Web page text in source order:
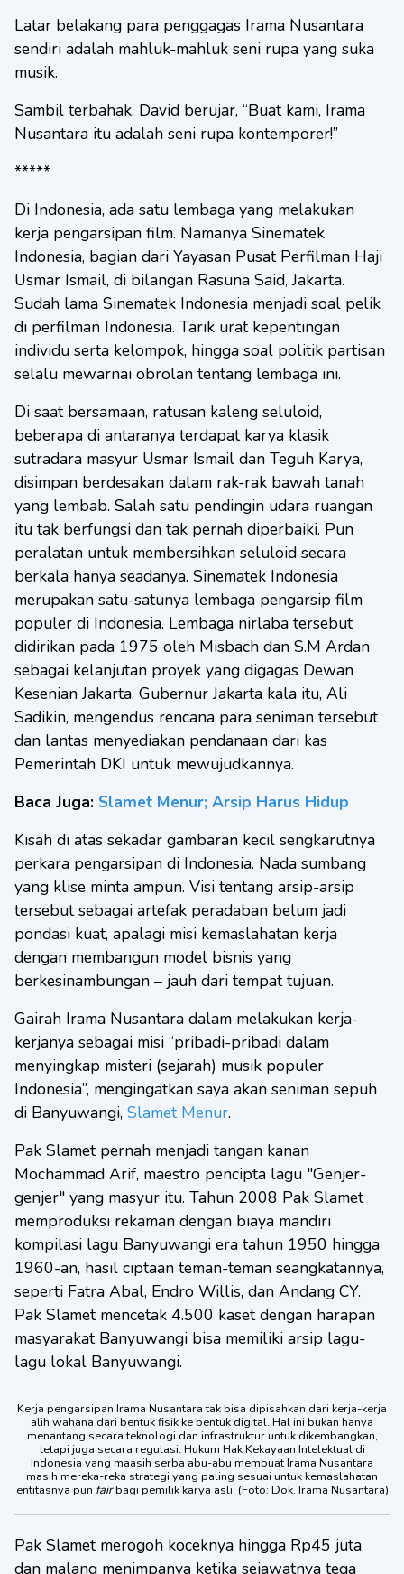
Latar belakang para penggagas Irama Nusantara
sendiri adalah mahluk-mahluk seni rupa yang suka
musik.
Sambil terbahak, David berujar, “Buat kami, Irama
Nusantara itu adalah seni rupa kontemporer!”
*****
Di Indonesia, ada satu lembaga yang melakukan
kerja pengarsipan film. Namanya Sinematek
Indonesia, bagian dari Yayasan Pusat Perfilman Haji
Usmar Ismail, di bilangan Rasuna Said, Jakarta.
Sudah lama Sinematek Indonesia menjadi soal pelik
di perfilman Indonesia. Tarik urat kepentingan
individu serta kelompok, hingga soal politik partisan
selalu mewarnai obrolan tentang lembaga ini.
Di saat bersamaan, ratusan kaleng seluloid,
beberapa di antaranya terdapat karya klasik
sutradara masyur Usmar Ismail dan Teguh Karya,
disimpan berdesakan dalam rak-rak bawah tanah
yang lembab. Salah satu pendingin udara ruangan
itu tak berfungsi dan tak pernah diperbaiki. Pun
peralatan untuk membersihkan seluloid secara
berkala hanya seadanya. Sinematek Indonesia
merupakan satu-satunya lembaga pengarsip film
populer di Indonesia. Lembaga nirlaba tersebut
didirikan pada 1975 oleh Misbach dan S.M Ardan
sebagai kelanjutan proyek yang digagas Dewan
Kesenian Jakarta. Gubernur Jakarta kala itu, Ali
Sadikin, mengendus rencana para seniman tersebut
dan lantas menyediakan pendanaan dari kas
Pemerintah DKI untuk mewujudkannya.
Baca Juga: Slamet Menur; Arsip Harus Hidup
Kisah di atas sekadar gambaran kecil sengkarutnya
perkara pengarsipan di Indonesia. Nada sumbang
yang klise minta ampun. Visi tentang arsip-arsip
tersebut sebagai artefak peradaban belum jadi
pondasi kuat, apalagi misi kemaslahatan kerja
dengan membangun model bisnis yang
berkesinambungan – jauh dari tempat tujuan.
Gairah Irama Nusantara dalam melakukan kerja-
kerjanya sebagai misi “pribadi-pribadi dalam
menyingkap misteri (sejarah) musik populer
Indonesia”, mengingatkan saya akan seniman sepuh
di Banyuwangi, Slamet Menur.
Pak Slamet pernah menjadi tangan kanan
Mochammad Arif, maestro pencipta lagu "Genjer-
genjer" yang masyur itu. Tahun 2008 Pak Slamet
memproduksi rekaman dengan biaya mandiri
kompilasi lagu Banyuwangi era tahun 1950 hingga
1960-an, hasil ciptaan teman-teman seangkatannya,
seperti Fatra Abal, Endro Willis, dan Andang CY.
Pak Slamet mencetak 4.500 kaset dengan harapan
masyarakat Banyuwangi bisa memiliki arsip lagu-
lagu lokal Banyuwangi.
Kerja pengarsipan Irama Nusantara tak bisa dipisahkan dari kerja-kerja
alih wahana dari bentuk fisik ke bentuk digital. Hal ini bukan hanya
menantang secara teknologi dan infrastruktur untuk dikembangkan,
tetapi juga secara regulasi. Hukum Hak Kekayaan Intelektual di
Indonesia yang maasih serba abu-abu membuat Irama Nusantara
masih mereka-reka strategi yang paling sesuai untuk kemaslahatan
entitasnya pun fairbagi pemilik karya asli. (Foto: Dok. Irama Nusantara)
Pak Slamet merogoh koceknya hingga Rp45 juta
dan malang menimpanya ketika sejawatnya tega